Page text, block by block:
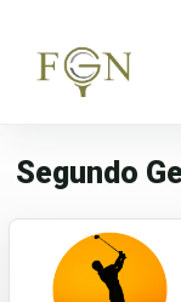
Segundo